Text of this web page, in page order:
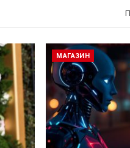
МАГАЗИН